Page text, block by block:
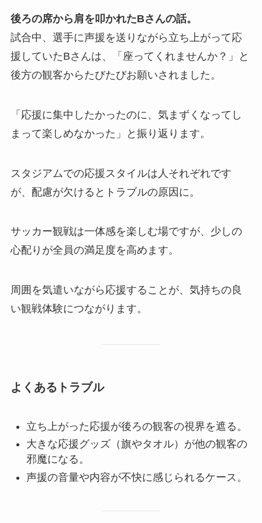
後ろの席から肩を叩かれたBさんの話。
試合中、選手に声援を送りながら立ち上がって応
援していたBさんは、「座ってくれませんか？」と
後方の観客からたびたびお願いされました。
「応援に集中したかったのに、気まずくなってし
まって楽しめなかった」と振り返ります。
スタジアムでの応援スタイルは人それぞれです
が、配慮が欠けるとトラブルの原因に。
サッカー観戦は一体感を楽しむ場ですが、少しの
心配りが全員の満足度を高めます。
周囲を気遣いながら応援することが、気持ちの良
い観戦体験につながります。
よくあるトラブル
立ち上がった応援が後ろの観客の視界を遮る。
大きな応援グッズ（旗やタオル）が他の観客の
邪魔になる。
声援の音量や内容が不快に感じられるケース。